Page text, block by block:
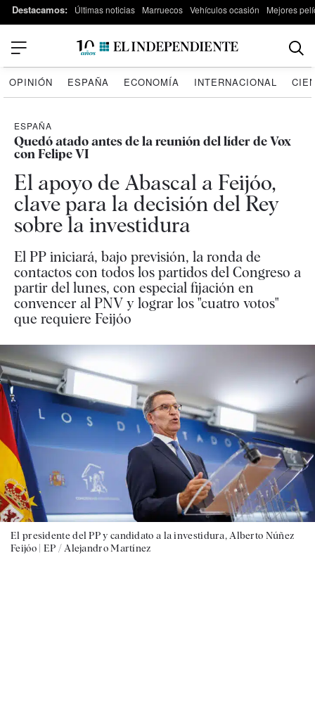
Destacamos: Últimas noticias Marruecos Vehículos ocasión Mejores
OPINIÓN ESPAÑA ECONOMÍA INTERNACIONAL
ESPAÑA
Quedó atado antes de la reunión del líder de Vox
con Felipe VI
El apoyo de Abascal a Feijóo,
clave para la decisión del Rey
sobre la investidura
El PP iniciará, bajo previsión, la ronda de
contactos con todos los partidos del Congreso a
partir del lunes, con especial fijación en
convencer al PNV y lograr los "cuatro votos"
que requiere Feijóo
El presidente del PP y candidato a la investidura, Alberto Núñez
Feijóo | EP / Alejandro Martínez